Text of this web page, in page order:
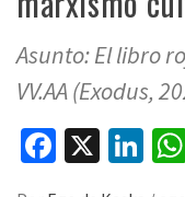
Asunto: El libro
VV.AA (Exodus,
X